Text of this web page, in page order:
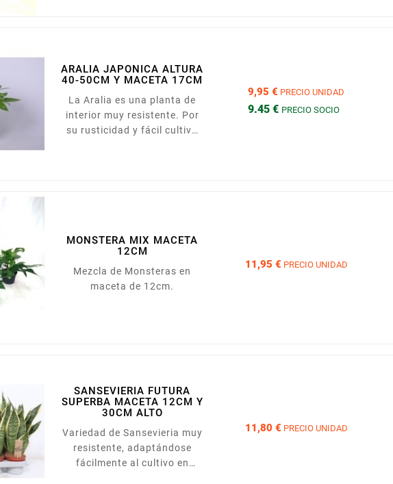
en maceta de 22cm
ARALIA JAPONICA ALTURA
40-50CM Y MACETA 17CM
La Aralia es una planta de
interior muy resistente. Por
su rusticidad y fácil cultivo
superviviente nata, y muy
versátil, ya que la podemos
cultivar en interior, en patios
y terrazas y también en
9,95 € PRECIO UNIDAD
9.45 € PRECIO SOCIO
MONSTERA MIX MACETA
12CM
Mezcla de Monsteras en
maceta de 12cm.
11,95 € PRECIO UNIDAD
SANSEVIERIA FUTURA
SUPERBA MACETA 12CM Y
30CM ALTO
Variedad de Sansevieria muy
resistente, adaptándose
fácilmente al cultivo en
11,80 € PRECIO UNIDAD